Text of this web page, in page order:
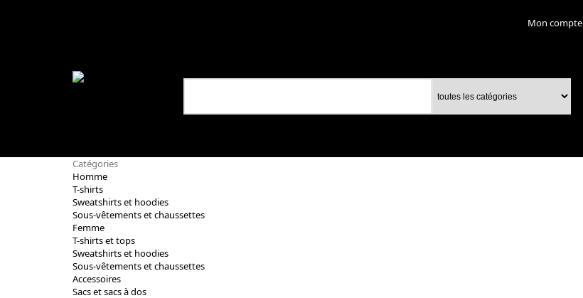
Mon compte
Catégories
Homme
T-shirts
Sweatshirts et hoodies
Sous-vêtements et chaussettes
Femme
T-shirts et tops
Sweatshirts et hoodies
Sous-vêtements et chaussettes
Accessoires
Sacs et sacs à dos